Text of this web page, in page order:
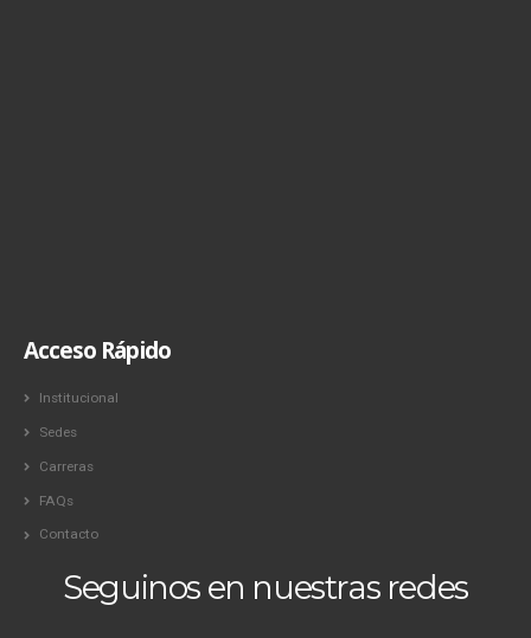
Acceso Rápido
Institucional
Sedes
Carreras
FAQs
Contacto
Seguinos en nuestras redes